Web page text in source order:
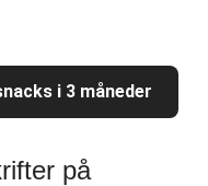
i 3 måneder
på